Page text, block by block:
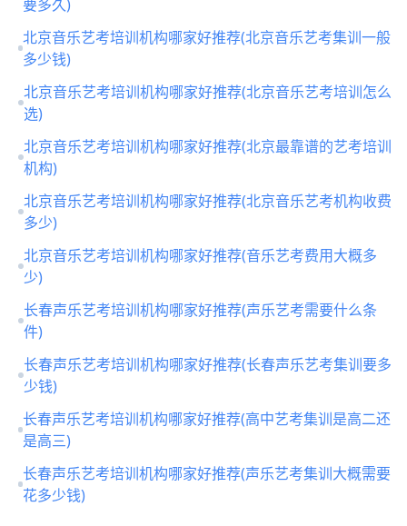
要多久)
北京音乐艺考培训机构哪家好推荐(北京音乐艺考集训一般
多少钱)
北京音乐艺考培训机构哪家好推荐(北京音乐艺考培训怎么
选)
北京音乐艺考培训机构哪家好推荐(北京最靠谱的艺考培训
机构)
北京音乐艺考培训机构哪家好推荐(北京音乐艺考机构收费
多少)
北京音乐艺考培训机构哪家好推荐(音乐艺考费用大概多
少)
长春声乐艺考培训机构哪家好推荐(声乐艺考需要什么条
件)
长春声乐艺考培训机构哪家好推荐(长春声乐艺考集训要多
少钱)
长春声乐艺考培训机构哪家好推荐(高中艺考集训是高二还
是高三)
长春声乐艺考培训机构哪家好推荐(声乐艺考集训大概需要
花多少钱)